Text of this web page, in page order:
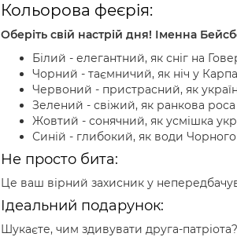
Кольорова феєрія:
Оберіть свій настрій дня! Іменна
Білий - елегантний, як сніг на
Чорний - таємничий, як ніч у
Червоний - пристрасний, як
Зелений - свіжий, як ранкова роса
Жовтий - сонячний, як усмішка
Синій - глибокий, як води
Не просто бита:
Це ваш вірний захисник у
Ідеальний подарунок:
Шукаєте, чим здивувати друга-